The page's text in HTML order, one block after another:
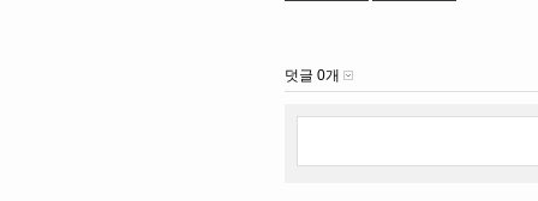
덧글 0개